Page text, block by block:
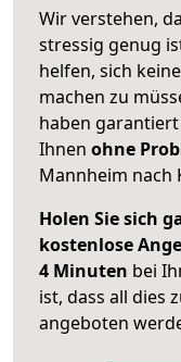
Wir verstehen,
stressig genug
helfen, sich
machen zu
haben
Ihnen ohne
Mannheim nach
Holen Sie sich
kostenlose
4 Minuten bei
ist, dass all dies
angeboten